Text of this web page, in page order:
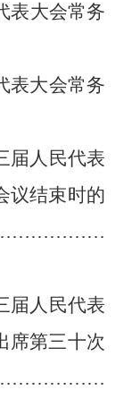
表大会常务
表大会常务
届人民代表
议结束时的
届人民代表
席第三十次